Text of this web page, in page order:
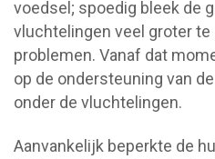
voedsel; spoedig bleek de
vluchtelingen veel groter
problemen. Vanaf dat
op de ondersteuning van
onder de vluchtelingen.
Aanvankelijk beperkte de